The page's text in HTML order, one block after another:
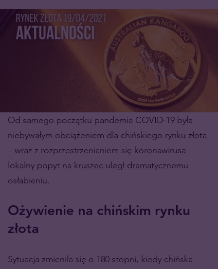
Od samego początku pandemia COVID-19 była
niebywałym obciążeniem dla chińskiego rynku złota
– wraz z rozprzestrzenianiem się koronawirusa
lokalny popyt na kruszec uległ dramatycznemu
osłabieniu.
Ożywienie na chińskim rynku
złota
Sytuacja zmieniła się o 180 stopni, kiedy chińska